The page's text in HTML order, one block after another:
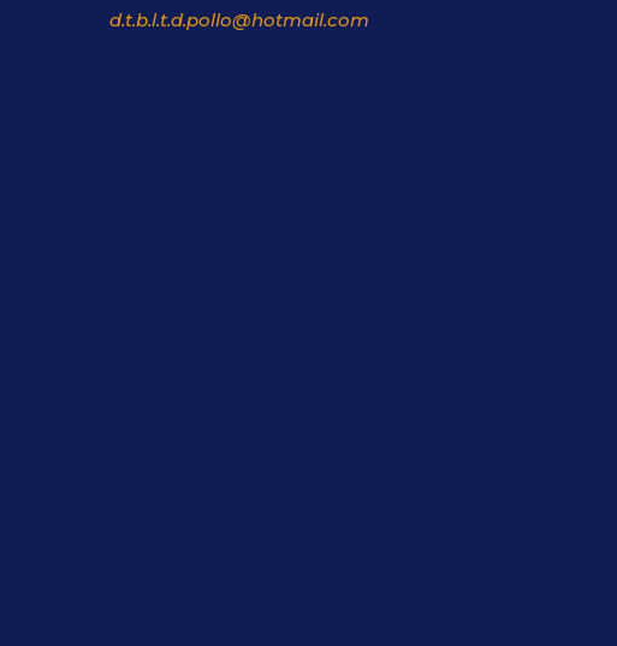
d.t.b.l.t.d.pollo@hotmail.com